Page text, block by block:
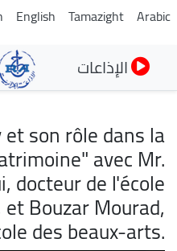
Arabic
Tamazight
English
الإذاعات
son rôle dans la
avec Mr.
docteur de l'école
Bouzar Mourad,
des beaux-arts.